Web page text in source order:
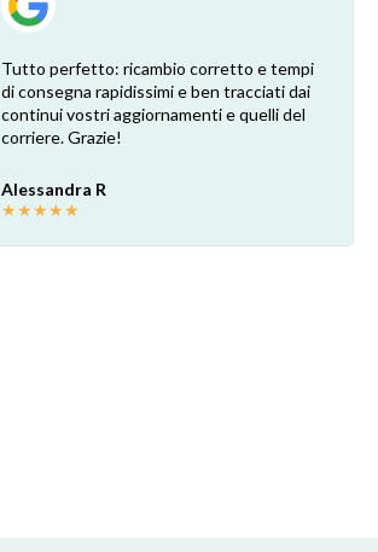
Tutto perfetto: ricambio corretto e tempi
di consegna rapidissimi e ben tracciati dai
continui vostri aggiornamenti e quelli del
corriere. Grazie!
Alessandra R
★★★★★